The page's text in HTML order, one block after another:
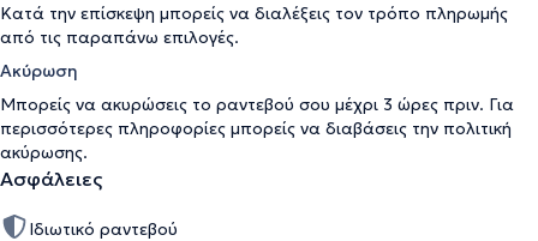
Κατά την επίσκεψη μπορείς να διαλέξεις τον τρόπο πληρωμής
από τις παραπάνω επιλογές.
Ακύρωση
Μπορείς να ακυρώσεις το ραντεβού σου μέχρι 3 ώρες πριν. Για
περισσότερες πληροφορίες μπορείς να διαβάσεις την πολιτική
ακύρωσης.
Ασφάλειες
Ιδιωτικό ραντεβού